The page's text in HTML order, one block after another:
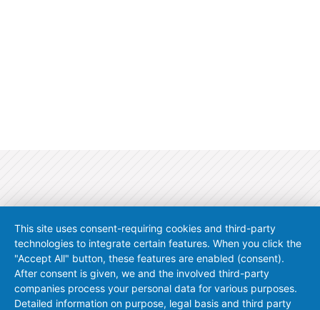
Contact |Adresse bibliographique|Protection des données
Conditions d'utilisation|Remotesupport
© 2026 SoCom Informationssysteme GmbH
This site uses consent-requiring cookies and third-party
technologies to integrate certain features. When you click the
"Accept All" button, these features are enabled (consent).
After consent is given, we and the involved third-party
companies process your personal data for various purposes.
Detailed information on purpose, legal basis and third party